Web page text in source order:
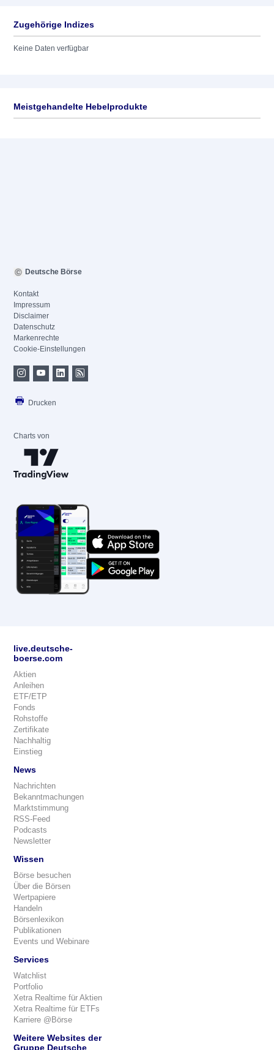
Zugehörige Indizes
Keine Daten verfügbar
Meistgehandelte Hebelprodukte
Deutsche Börse
Kontakt
Impressum
Disclaimer
Datenschutz
Markenrechte
Cookie-Einstellungen
Drucken
Charts von
live.deutsche-
boerse.com
Aktien
Anleihen
ETF/ETP
Fonds
Rohstoffe
Zertifikate
Nachhaltig
Einstieg
News
Nachrichten
Bekanntmachungen
Marktstimmung
RSS-Feed
Podcasts
Newsletter
Wissen
Börse besuchen
Über die Börsen
Wertpapiere
Handeln
Börsenlexikon
Publikationen
Events und Webinare
Services
Watchlist
Portfolio
Xetra Realtime für Aktien
Xetra Realtime für ETFs
Karriere @Börse
Weitere Websites der
Gruppe Deutsche